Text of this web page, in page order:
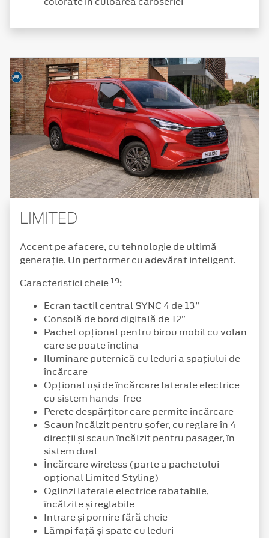
LIMITED
Accent pe afacere, cu tehnologie de ultimă
generație. Un performer cu adevărat inteligent.
Caracteristici cheie 19:
Ecran tactil central SYNC 4 de 13”
Consolă de bord digitală de 12”
Pachet opțional pentru birou mobil cu volan
care se poate înclina
Iluminare puternică cu leduri a spațiului de
încărcare
Opțional uși de încărcare laterale electrice
cu sistem hands-free
Perete despărțitor care permite încărcare
Scaun încălzit pentru șofer, cu reglare în 4
direcții și scaun încălzit pentru pasager, în
sistem dual
Încărcare wireless (parte a pachetului
opțional Limited Styling)
Oglinzi laterale electrice rabatabile,
încălzite și reglabile
Intrare și pornire fără cheie
Lămpi față și spate cu leduri